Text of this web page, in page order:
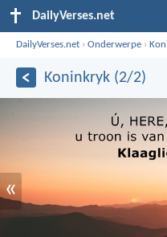
DailyVerses.net
DailyVerses.net ›Onderwerpe ›
Koninkryk (2/2)
«